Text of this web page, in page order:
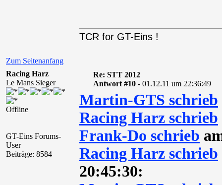
Zum Seitenanfang
TCR for GT-Eins !
Racing Harz
Le Mans Sieger
Offline
GT-Eins Forums-
User
Beiträge: 8584
Re: STT 2012
Antwort #10 - 01.12.11 um 22:36:49
Martin-GTS schrieb
Racing Harz schrieb
Frank-Do schrieb
Racing Harz schrieb
20:45:30: